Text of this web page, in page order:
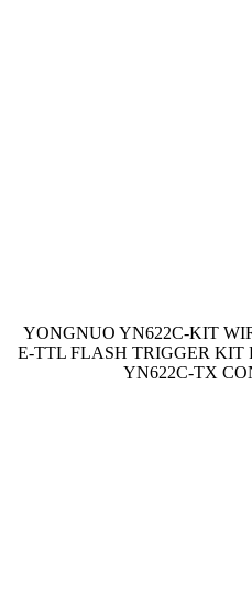
/ YONGNUO YN622C-KIT
E-TTL FLASH TRIGGER
YN622C-TX